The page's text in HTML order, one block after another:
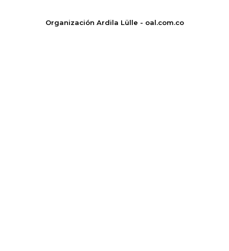
Organización Ardila Lülle - oal.com.co